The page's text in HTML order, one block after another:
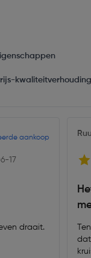
kwaliteitverhouding
aankoop
17
draait.
dat